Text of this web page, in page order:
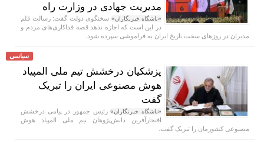
مدیریت جهادی در وزارت راه
«باشگاه خبرنگاران» سخنگوی دولت گفت: رسالت قلم
در این است که اجازه ندهد قصه‌ فداکاری‌های مردم و
مدیران در روزهای سخت تاریخ ایران به فراموشی سپرده شود.
سیاسی
پزشکیان درخشش تیم ملی المپیاد
هوش مصنوعی ایران را تبریک
گفت
«باشگاه خبرنگاران»رئیس جمهور در پیامی درخشش
افتخارآفرین دانش‌پژوهان تیم ملی المپیاد هوش
مصنوعی کشورمان را تبریک گفت.